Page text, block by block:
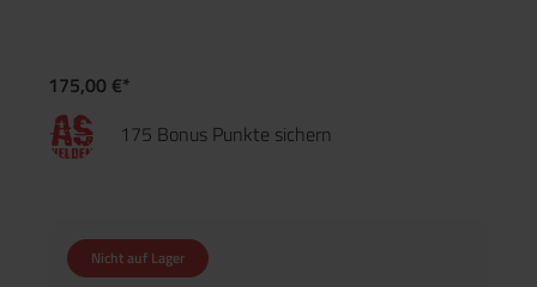
175,00 €*
175 Bonus Punkte sichern
Nicht auf Lager